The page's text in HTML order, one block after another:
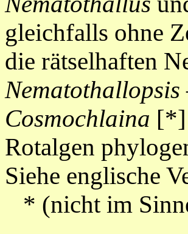
gleichfalls ohne
die rätselhaften
Nematothallopsis
Cosmochlaina [*]
Rotalgen
Siehe englische
* (nicht im